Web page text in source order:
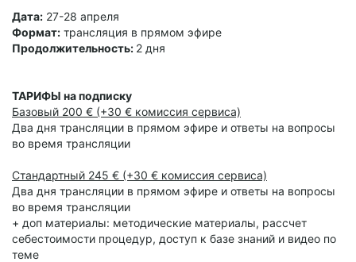
Дата: 27-28 апреля
Формат: трансляция в прямом эфире
Продолжительность: 2 дня
ТАРИФЫ на подписку
Базовый 200 € (+30 € комиссия сервиса)
Два дня трансляции в прямом эфире и ответы на вопросы
во время трансляции
Стандартный 245 € (+30 € комиссия сервиса)
Два дня трансляции в прямом эфире и ответы на вопросы
во время трансляции
+ доп материалы: методические материалы, рассчет
себестоимости процедур, доступ к базе знаний и видео по
теме